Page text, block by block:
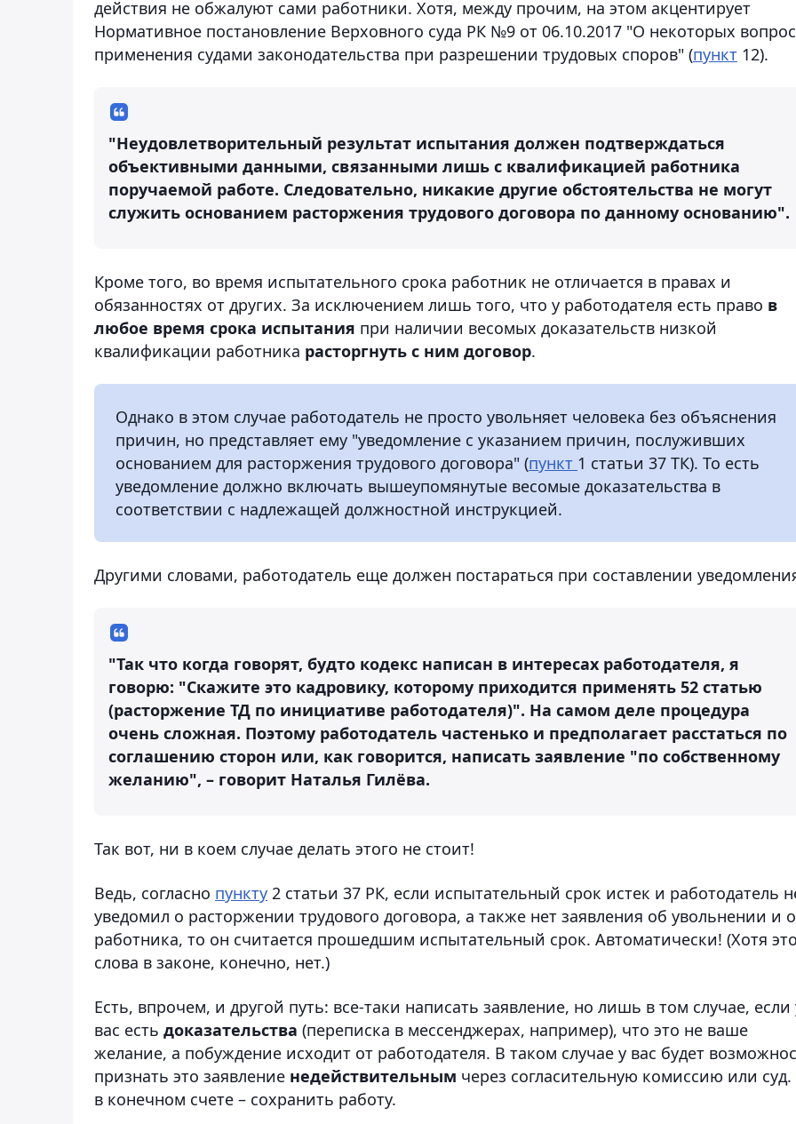
действия не обжалуют сами работники. Хотя, между прочим, на этом акцентирует
Нормативное постановление Верховного суда РК №9 от 06.10.2017 "О некоторых
применения судами законодательства при разрешении трудовых споров" (пункт 12).
"Неудовлетворительный результат испытания должен подтверждаться
объективными данными, связанными лишь с квалификацией работника
поручаемой работе. Следовательно, никакие другие обстоятельства не могут
служить основанием расторжения трудового договора по данному основанию".
Кроме того, во время испытательного срока работник не отличается в правах и
обязанностях от других. За исключением лишь того, что у работодателя есть право в
любое время срока испытания при наличии весомых доказательств низкой
квалификации работника расторгнуть с ним договор.
Однако в этом случае работодатель не просто увольняет человека без объяснения
причин, но представляет ему "уведомление с указанием причин, послуживших
основанием для расторжения трудового договора" (пункт 1 статьи 37 ТК). То есть
уведомление должно включать вышеупомянутые весомые доказательства в
соответствии с надлежащей должностной инструкцией.
Другими словами, работодатель еще должен постараться при составлении
"Так что когда говорят, будто кодекс написан в интересах работодателя, я
говорю: "Скажите это кадровику, которому приходится применять 52 статью
(расторжение ТД по инициативе работодателя)". На самом деле процедура
очень сложная. Поэтому работодатель частенько и предполагает расстаться по
соглашению сторон или, как говорится, написать заявление "по собственному
желанию", – говорит Наталья Гилёва.
Так вот, ни в коем случае делать этого не стоит!
Ведь, согласно пункту 2 статьи 37 РК, если испытательный срок истек и работодатель
уведомил о расторжении трудового договора, а также нет заявления об увольнении и
работника, то он считается прошедшим испытательный срок. Автоматически! (Хотя
слова в законе, конечно, нет.)
Есть, впрочем, и другой путь: все-таки написать заявление, но лишь в том случае, если
вас есть доказательства (переписка в мессенджерах, например), что это не ваше
желание, а побуждение исходит от работодателя. В таком случае у вас будет
признать это заявление недействительным через согласительную комиссию или
в конечном счете – сохранить работу.